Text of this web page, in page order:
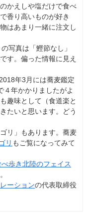
かえしや塩だけで食べ
香り高いものが好き
はあまり一緒に注文し
写真は「鰹節なし」
す。偏った情報に見え
年3月には蕎麦鑑定
４年かかりましたがよ
趣味として（食道楽と
たいと思います。どう
リ」もあります。蕎麦
リ もご覧になってみて
歩き北陸のフェイス
ーションの代表取締役